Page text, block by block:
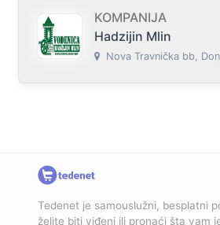
KOMPANIJA
Hadzijin Mlin
Nova Travnička bb,
Tedenet je samouslužni, besplatni
želite biti viđeni ili pronaći šta vam